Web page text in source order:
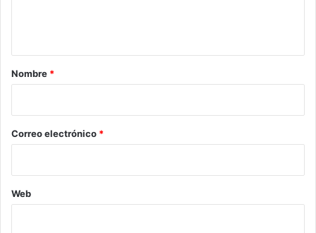
r
*
Nombre *
Correo electrónico *
Web